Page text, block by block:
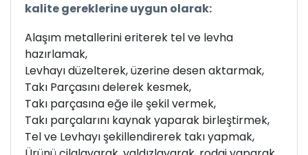
kalite gereklerine uygun olarak:
Alaşım metallerini eriterek tel ve levha
hazırlamak,
Levhayı düzelterek, üzerine desen aktarmak,
Takı Parçasını delerek kesmek,
Takı parçasına eğe ile şekil vermek,
Takı parçalarını kaynak yaparak birleştirmek,
Tel ve Levhayı şekillendirerek takı yapmak,